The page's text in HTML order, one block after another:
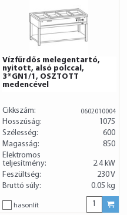
Vízfűrdős melegentartó,
nyitott, alsó polccal,
3*GN1/1, OSZTOTT
medencével
Cikkszám: 0602010004
Hosszúság:
1075
Szélesség:
600
Magasság:
850
Elektromos
teljesítmény:
2.4 kW
Feszültség:
230 V
Bruttó súly:
0.05 kg
hasonlít